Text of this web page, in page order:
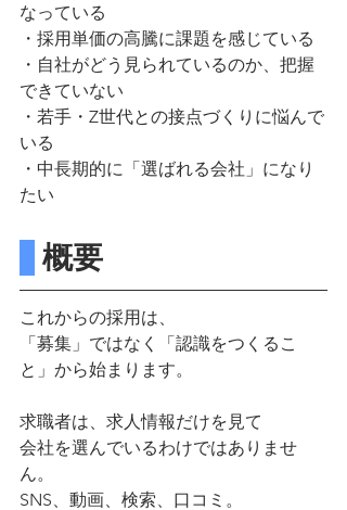
なっている
・採用単価の高騰に課題を感じている
・自社がどう見られているのか、把握
できていない
・若手・Z世代との接点づくりに悩んで
いる
・中長期的に「選ばれる会社」になり
たい
概要
これからの採用は、
「募集」ではなく「認識をつくるこ
と」から始まります。
求職者は、求人情報だけを見て
会社を選んでいるわけではありませ
ん。
SNS、動画、検索、口コミ。